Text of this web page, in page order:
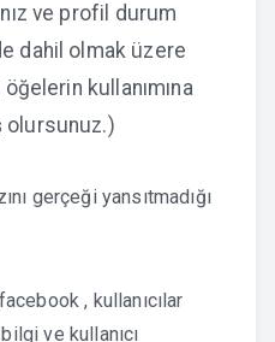
ve profil durum
dahil olmak üzere
kullanımına
olursunuz.)
gerçeği yansıtmadığı
, kullanıcılar
ve kullanıcı